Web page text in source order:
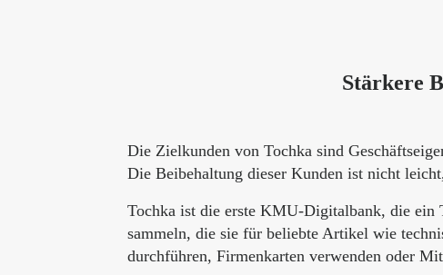
Stärkere
Die Zielkunden von Tochka sind
Die Beibehaltung dieser Kunden ist nicht
Tochka ist die erste KMU-Digitalbank, die ein
sammeln, die sie für beliebte Artikel wie
durchführen, Firmenkarten verwenden oder